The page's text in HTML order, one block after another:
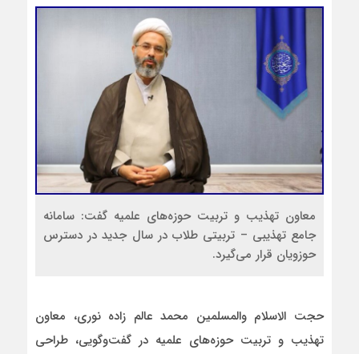
معاون تهذیب و تربیت حوزه‌های علمیه گفت: سامانه
جامع تهذیبی – تربیتی طلاب در سال جدید در دسترس
حوزویان قرار می‌گیرد.
حجت الاسلام والمسلمین محمد عالم زاده نوری، معاون
تهذیب و تربیت حوزه‌های علمیه در گفت‌وگویی، طراحی